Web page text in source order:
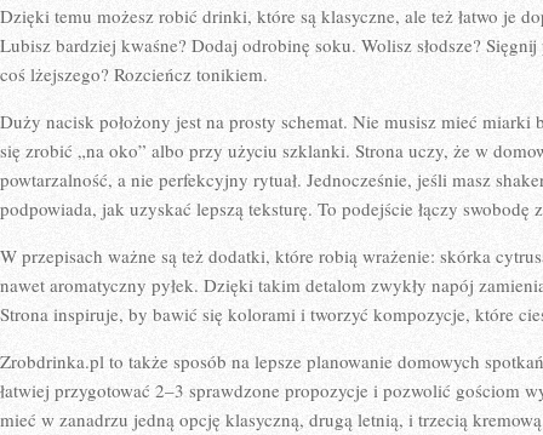
Dzięki temu możesz robić drinki, które są klasyczne, ale też łatwo je
Lubisz bardziej kwaśne? Dodaj odrobinę soku. Wolisz słodsze?
coś lżejszego? Rozcieńcz tonikiem.
Duży nacisk położony jest na prosty schemat. Nie musisz mieć miarki
się zrobić „na oko” albo przy użyciu szklanki. Strona uczy, że w
powtarzalność, a nie perfekcyjny rytuał. Jednocześnie, jeśli masz
podpowiada, jak uzyskać lepszą teksturę. To podejście łączy swobodę
W przepisach ważne są też dodatki, które robią wrażenie: skórka
nawet aromatyczny pyłek. Dzięki takim detalom zwykły napój
Strona inspiruje, by bawić się kolorami i tworzyć kompozycje, które
Zrobdrinka.pl to także sposób na lepsze planowanie domowych
łatwiej przygotować 2–3 sprawdzone propozycje i pozwolić gościom
mieć w zanadrzu jedną opcję klasyczną, drugą letnią, i trzecią